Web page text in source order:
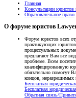
Главная
Консультации юристов
Образовательное право
О форуме юристов
Форум юристов всех
практикующих юристов.
процессуальных
предлагают Вам все
проблеме. Всем
квалифицированную
обязательно помогут
концов, неразрешимых
Бесплатная
Бесплатная
Обратная связь/